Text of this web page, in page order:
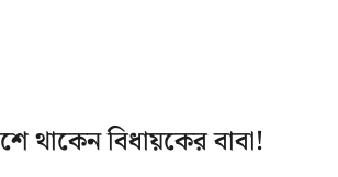
থাকেন বিধায়কের বাবা!